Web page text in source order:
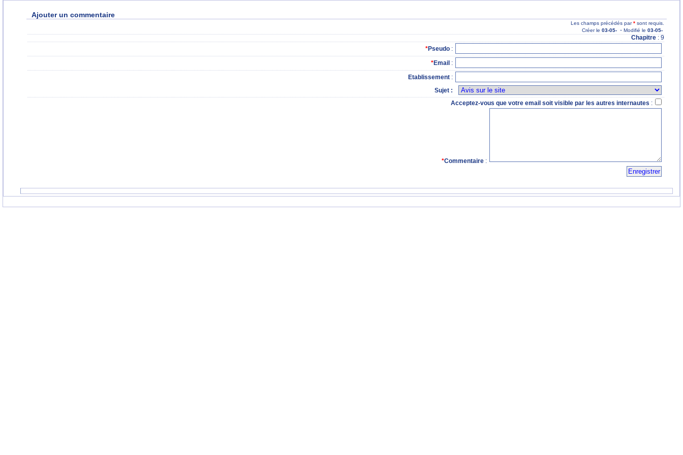
Ajouter un commentaire
Les champs précédés par* sont requis.
Créer le 03-05- - Modifié le 03-05-
Chapitre : 9
*Pseudo :
*Email :
Etablissement :
Sujet :
Acceptez-vous que votre email soit visible par les autres internautes :
*Commentaire: